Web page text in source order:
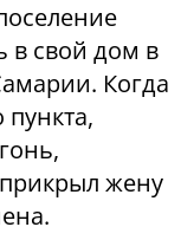
в свой дом в
Когда
жену